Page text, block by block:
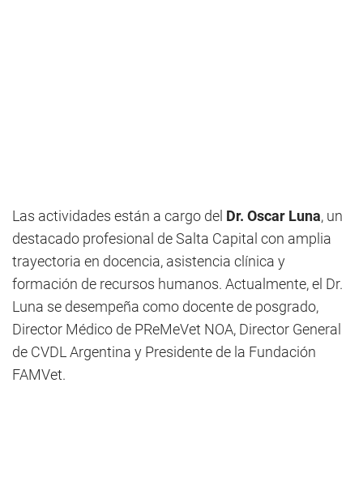
Las actividades están a cargo del Dr. Oscar Luna, un
destacado profesional de Salta Capital con amplia
trayectoria en docencia, asistencia clínica y
formación de recursos humanos. Actualmente, el Dr.
Luna se desempeña como docente de posgrado,
Director Médico de PReMeVet NOA, Director General
de CVDL Argentina y Presidente de la Fundación
FAMVet.